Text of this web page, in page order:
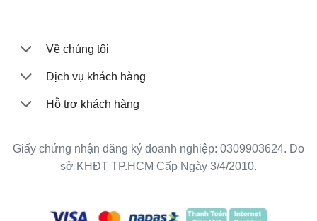
Về chúng tôi
Dịch vụ khách hàng
Hỗ trợ khách hàng
Giấy chứng nhận đăng ký doanh nghiệp: 0309903624. Do
sở KHĐT TP.HCM Cấp Ngày 3/4/2010.